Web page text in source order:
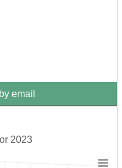
Twitter
email
2023